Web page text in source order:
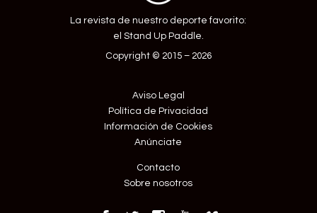
La revista de nuestro deporte favorito:
el Stand Up Paddle.
Copyright © 2015 – 2026
Aviso Legal
Política de Privacidad
Información de Cookies
Anúnciate
Contacto
Sobre nosotros